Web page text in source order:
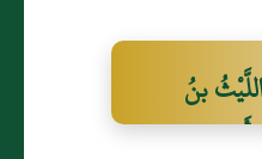
بنُ
زُرَارَةَ